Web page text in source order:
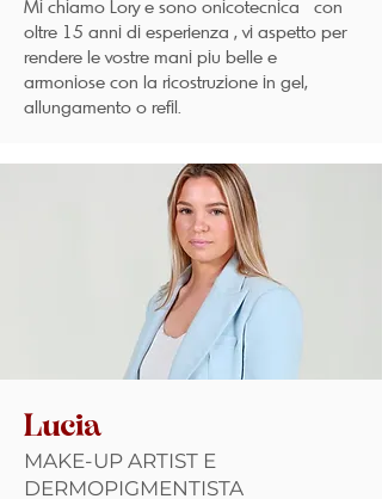
Mi chiamo Lory e sono onicotecnica con
oltre 15 anni di esperienza , vi aspetto per
rendere le vostre mani piu belle e
armoniose con la ricostruzione in gel,
allungamento o refil.
Lucia
MAKE-UP ARTIST E
DERMOPIGMENTISTA